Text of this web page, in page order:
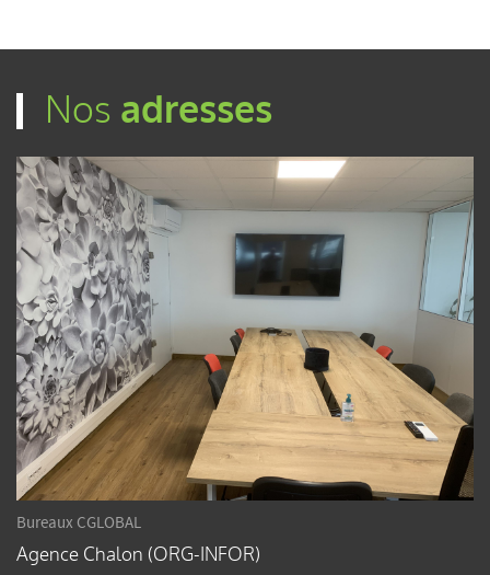
Nos adresses
Bureaux CGLOBAL
Agence Chalon (ORG-INFOR)